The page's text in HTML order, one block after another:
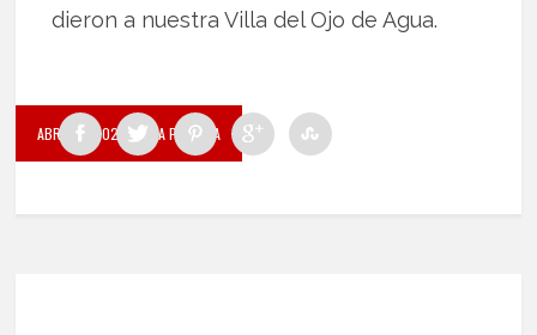
dieron a nuestra Villa del Ojo de Agua.
ABRIL 18, 2022 BY LA PALABRA